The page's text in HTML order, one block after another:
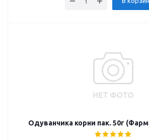
Одуванчика корни пак. 50г